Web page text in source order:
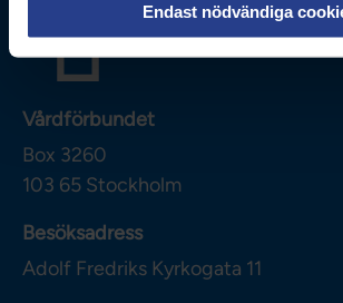
Endast nödvändiga
Vårdförbundet
Box 3260
103 65 Stockholm
Besöksadress
Adolf Fredriks Kyrkogata 11